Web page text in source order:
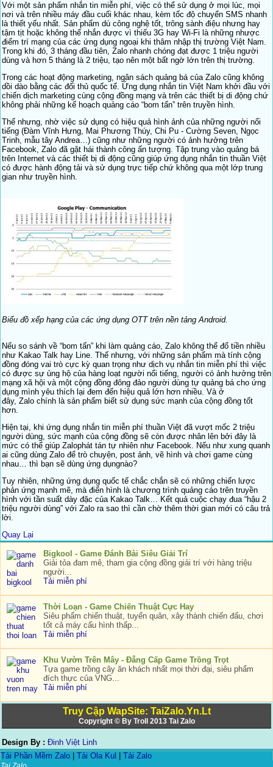
Với một sản phẩm nhắn tin miễn phí, việc có thể sử dụng ở mọi lúc, mọi
nơi và trên nhiều máy đầu cuối khác nhau, kèm tốc độ chuyển SMS nhanh
là thiết yếu nhất. Sản phẩm dù công nghệ tốt, trông sành điệu nhưng hay
tậm tịt hoặc không thể nhắn được vì thiếu 3G hay Wi-Fi là những nhược
điểm trí mạng của các ứng dụng ngoại khi thâm nhập thị trường Việt Nam.
Trong khi đó, 3 tháng đầu tiên, Zalo nhanh chóng đạt được 1 triệu người
dùng và hơn 5 tháng là 2 triệu, tạo nên một bất ngờ lớn trên thị trường.
Trong các hoạt động marketing, ngân sách quảng bá của Zalo cũng không
dồi dào bằng các đối thủ quốc tế. Ứng dụng nhắn tin Việt Nam khởi đầu với
chiến dịch marketing cùng cộng đồng mạng và trên các thiết bị di động chứ
không phải những kế hoạch quảng cáo “bom tấn” trên truyền hình.
Thế nhưng, nhờ việc sử dụng có hiệu quả hình ảnh của những người nổi
tiếng (Đàm Vĩnh Hưng, Mai Phương Thúy, Chi Pu - Cường Seven, Ngọc
Trinh, mẫu tây Andrea…) cũng như những người có ảnh hưởng trên
Facebook, Zalo đã gặt hái thành công ấn tượng. Tập trung vào quảng bá
trên Internet và các thiết bị di động cũng giúp ứng dụng nhắn tin thuần Việt
có được hành động tải và sử dụng trực tiếp chứ không qua một lớp trung
gian như truyền hình.
Biểu đồ xếp hạng của các ứng dụng OTT trên nền tảng Android.
Nếu so sánh về “bom tấn” khi làm quảng cáo, Zalo không thể đổ tiền nhiều
như Kakao Talk hay Line. Thế nhưng, với những sản phẩm mà tính cộng
đồng đóng vai trò cực kỳ quan trọng như dịch vụ nhắn tin miễn phí thì việc
có được sự ủng hộ của hàng loạt người nổi tiếng, người có ảnh hưởng trên
mạng xã hội và một cộng đồng đông đảo người dùng tự quảng bá cho ứng
dụng mình yêu thích lại đem đến hiệu quả lớn hơn nhiều. Và ở
đây, Zalo chính là sản phẩm biết sử dụng sức mạnh của cộng đồng tốt
hơn.
Hiện tại, khi ứng dụng nhắn tin miễn phí thuần Việt đã vượt mốc 2 triệu
người dùng, sức mạnh của cộng đồng sẽ còn được nhân lên bởi đây là
mức có thể giúp Zalophát tán tự nhiên như Facebook. Nếu như xung quanh
ai cũng dùng Zalo để trò chuyện, post ảnh, vẽ hình và chơi game cùng
nhau… thì bạn sẽ dùng ứng dụngnào?
Tuy nhiên, những ứng dụng quốc tế chắc chắn sẽ có những chiến lược
phản ứng mạnh mẽ, mà điển hình là chương trình quảng cáo trên truyền
hình với tần suất dày đặc của Kakao Talk… Kết quả cuộc chạy đua “hậu 2
triệu người dùng” với Zalo ra sao thì cần chờ thêm thời gian mới có câu trả
lời.
Quay Lại
Bigkool - Game Đánh Bài Siêu Giải Trí
Giải tỏa đam mê, tham gia cộng đồng giải trí với hàng triệu
người...
Tải miễn phí
Thời Loạn - Game Chiến Thuật Cực Hay
Siêu phẩm chiến thuật, tuyển quân, xây thành chiến đấu, chơi
tốt cả máy cấu hình thấp...
Tải miễn phí
Khu Vườn Trên Mây - Đẳng Cấp Game Trồng Trọt
Tựa game trồng cây ăn khách nhất mọi thời đại, siêu phẩm
đích thực của VNG...
Tải miễn phí
Truy Cập WapSite: TaiZalo.Yn.Lt
Copyright © By Troll 2013 Tai Zalo
Design By : Đinh Việt Linh
Tải Phần Mềm Zalo
Tải Ola Kul Tải Zalo